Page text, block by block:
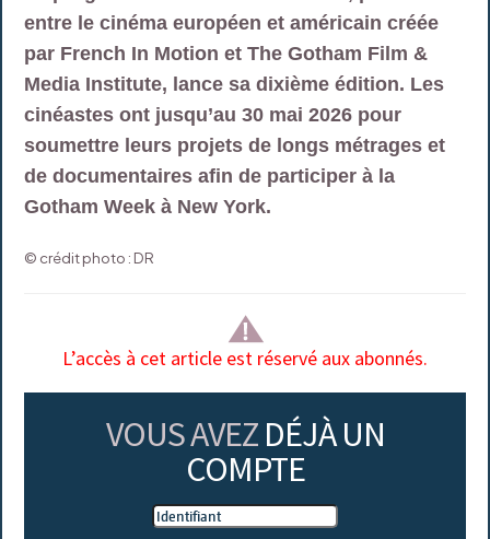
entre le cinéma européen et américain créée
par French In Motion et The Gotham Film &
Media Institute, lance sa dixième édition. Les
cinéastes ont jusqu’au 30 mai 2026 pour
soumettre leurs projets de longs métrages et
de documentaires afin de participer à la
Gotham Week à New York.
© crédit photo : DR
L’accès à cet article est réservé aux abonnés.
VOUS AVEZ DÉJÀ UN
COMPTE